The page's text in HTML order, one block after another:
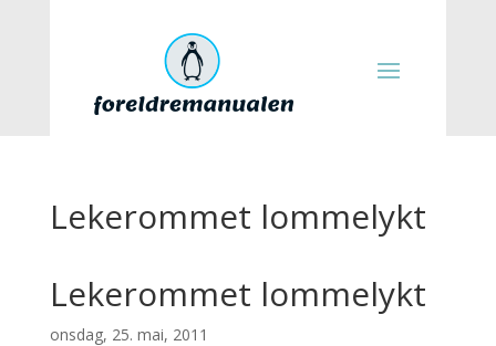
Lekerommet lommelykt
Lekerommet lommelykt
onsdag, 25. mai, 2011